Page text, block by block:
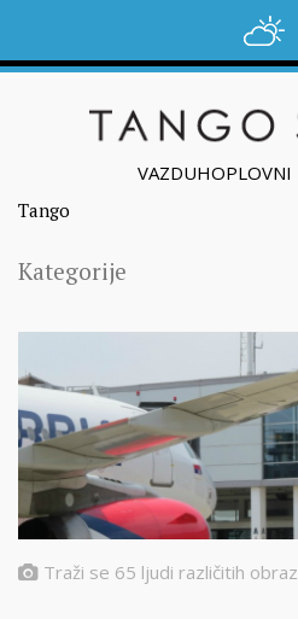
VAZDUHOPLOVNI
Tango
Kategorije
Traži se 65 ljudi različitih